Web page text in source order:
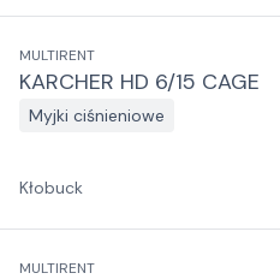
MULTIRENT
KARCHER HD 6/15 CAGE
Myjki ciśnieniowe
Kłobuck
MULTIRENT